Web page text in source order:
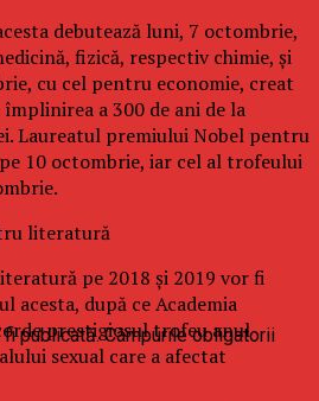
debutează luni, 7 octombrie,
fizică, respectiv chimie, şi
cu cel pentru economie, creat
a 300 de ani de la
Laureatul premiului Nobel pentru
10 octombrie, iar cel al trofeului
literatură
pe 2018 şi 2019 vor fi
acesta, după ce Academia
prestigiosul trofeu anul
sexual care a afectat
fi publicată. Câmpurile obligatorii